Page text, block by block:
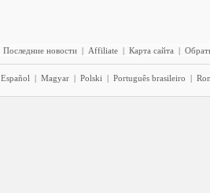
Последние новости | Affiliate | Карта сайта |
Español | Magyar | Polski | Português brasileiro |